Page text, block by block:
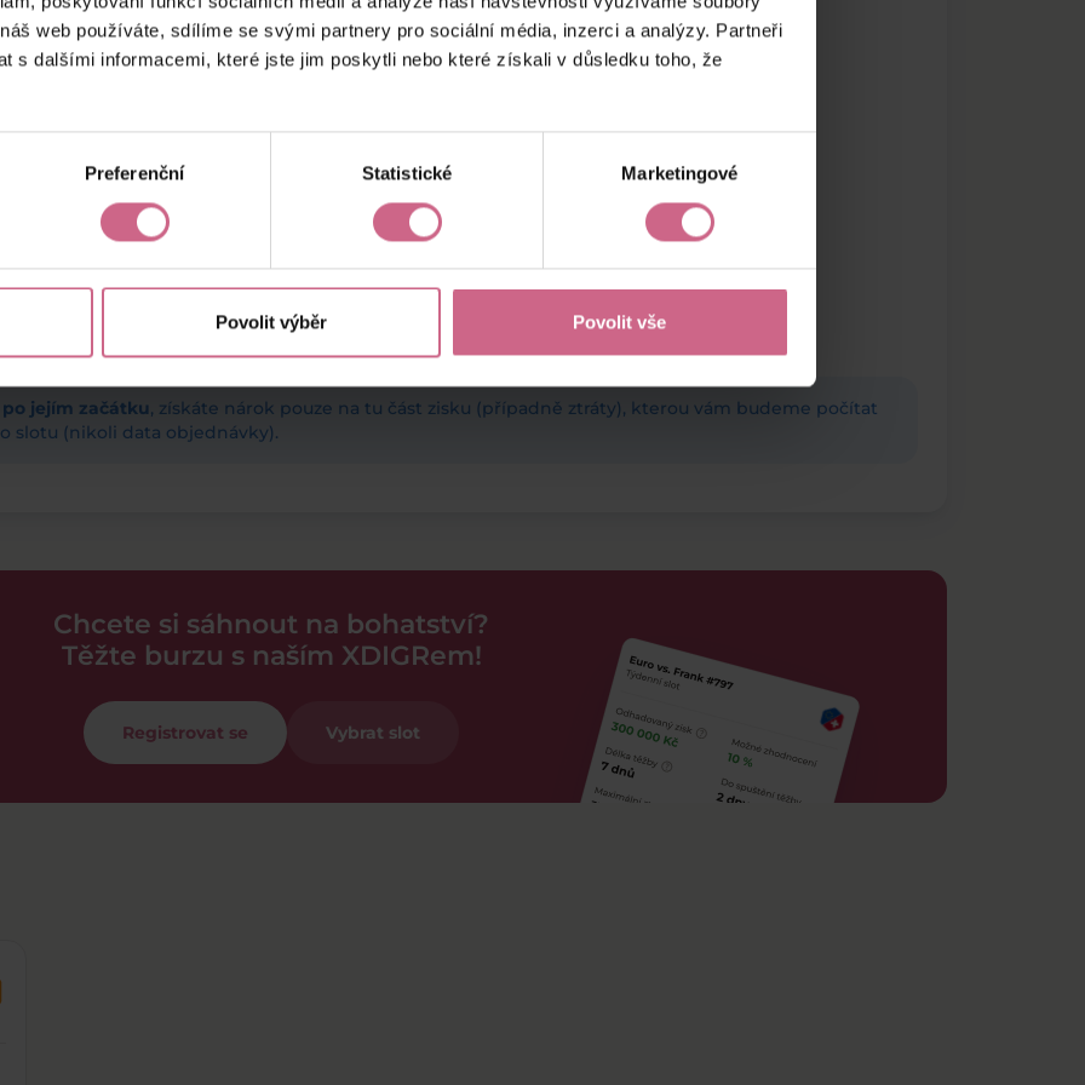
web používáte, sdílíme se svými partnery pro sociální média, inzerci a analýzy. Partneři
s dalšími informacemi, které jste jim poskytli nebo které získali v důsledku toho, že
Preferenční Statistické Marketingové
Povolit výběr Povolit vše
jejím začátku, získáte nárok pouze na tu část zisku (případně ztráty), kterou vám budeme počítat
slotu (nikoli data objednávky).
Chcete si sáhnout na bohatství?
Těžte burzu s naším XDIGRem!
Registrovat se Vybrat slot